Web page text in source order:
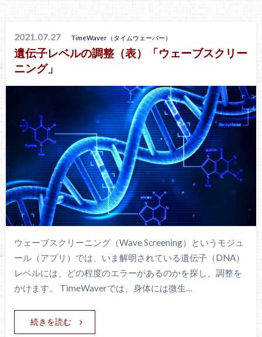
2021.07.27 TimeWaver（タイムウェーバー）
遺伝子レベルの調整（表）「ウェーブスクリー
ニング」
ウェーブスクリーニング（Wave Screening）というモジュ
ール（アプリ）では、いま解明されている遺伝子（DNA）
レベルには、どの程度のエラーがあるのかを探し、調整を
かけます。 TimeWaverでは、身体には微生…
続きを読む